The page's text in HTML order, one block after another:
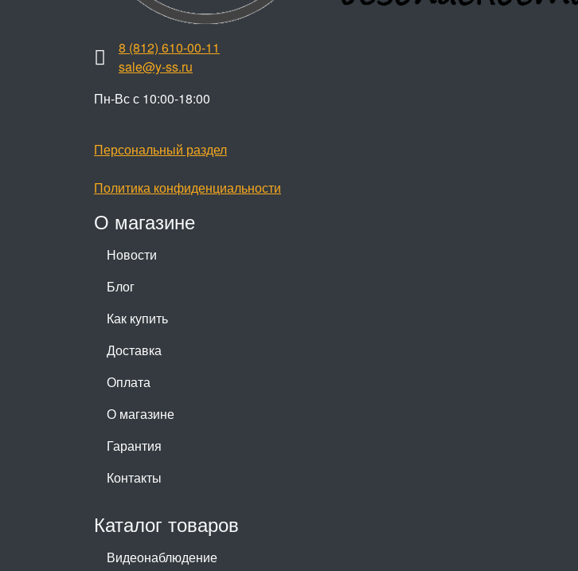
О магазине
Новости
Блог
Как купить
Доставка
Оплата
О магазине
Гарантия
Контакты
Каталог товаров
Видеонаблюдение
8 (812) 610-00-11
sale@y-ss.ru
Пн-Вс с 10:00-18:00
Персональный раздел
Политика конфиденциальности